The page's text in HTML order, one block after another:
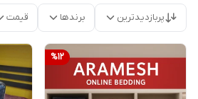
پربازدیدترین برندها قیمت
%12